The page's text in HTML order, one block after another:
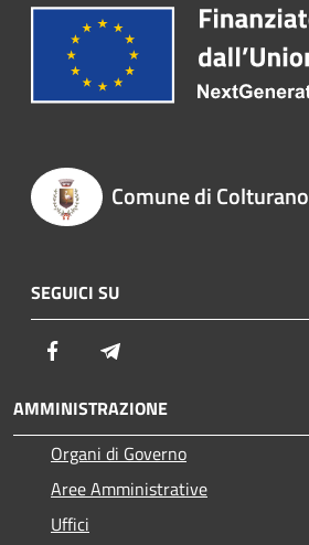
Comune di Colturano
SEGUICI SU
Facebook
AMMINISTRAZIONE
Organi di Governo
Aree Amministrative
Uffici